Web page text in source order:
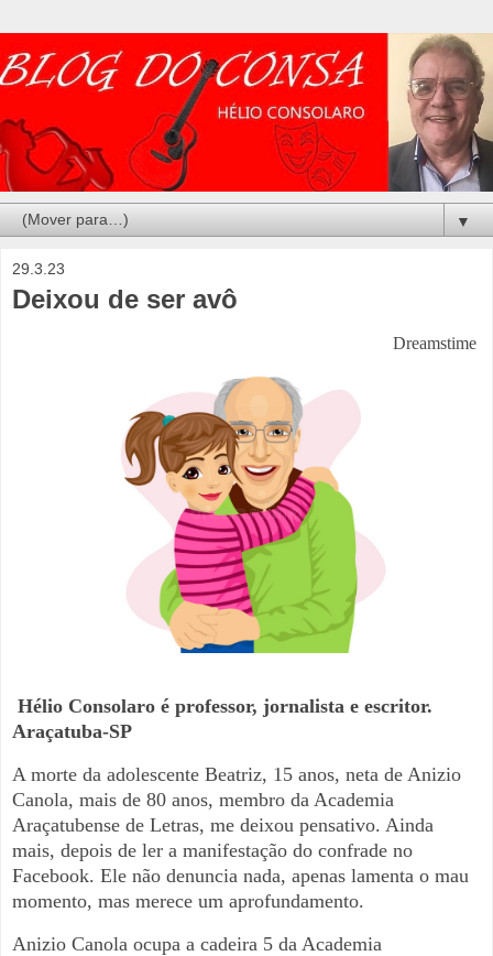
▼
29.3.23
Deixou de ser avô
Dreamstime
Hélio Consolaro é professor, jornalista e escritor.
Araçatuba-SP
A morte da adolescente Beatriz, 15 anos, neta de Anizio
Canola, mais de 80 anos, membro da Academia
Araçatubense de Letras, me deixou pensativo. Ainda
mais, depois de ler a manifestação do confrade no
Facebook. Ele não denuncia nada, apenas lamenta o mau
momento, mas merece um aprofundamento.
Anizio Canola ocupa a cadeira 5 da Academia